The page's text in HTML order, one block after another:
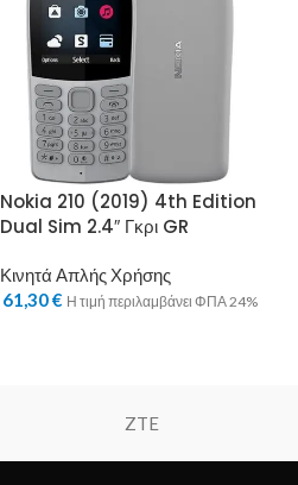
Nokia 210 (2019) 4th Edition
Dual Sim 2.4″ Γκρι GR
Κινητά Απλής Χρήσης
61,30€ Η τιμή περιλαμβάνει ΦΠΑ 24%
ZTE